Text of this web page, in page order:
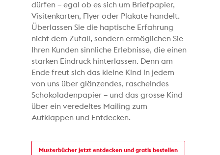
dürfen – egal ob es sich um Briefpapier,
Visitenkarten, Flyer oder Plakate handelt.
Überlassen Sie die haptische Erfahrung
nicht dem Zufall, sondern ermöglichen Sie
Ihren Kunden sinnliche Erlebnisse, die einen
starken Eindruck hinterlassen. Denn am
Ende freut sich das kleine Kind in jedem
von uns über glänzendes, raschelndes
Schokoladenpapier – und das grosse Kind
über ein veredeltes Mailing zum
Aufklappen und Entdecken.
Musterbücher jetzt entdecken und gratis bestellen